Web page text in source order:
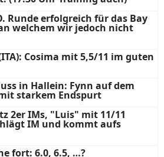
Runde erfolgreich für das Bay
welchem wir jedoch nicht
Cosima mit 5,5/11 im guten
in Hallein: Fynn auf dem
starkem Endspurt
2er IMs, "Luis" mit 11/11
IM und kommt aufs
fort: 6.0, 6.5, …?